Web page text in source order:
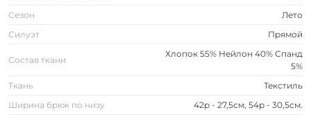
Сезон
Лето
Силуэт
Прямой
Состав ткани
Хлопок 55% Нейлон 40% Спанд
5%
Ткань
Текстиль
Ширина брюк по низу
42р - 27,5см, 54р - 30,5см.